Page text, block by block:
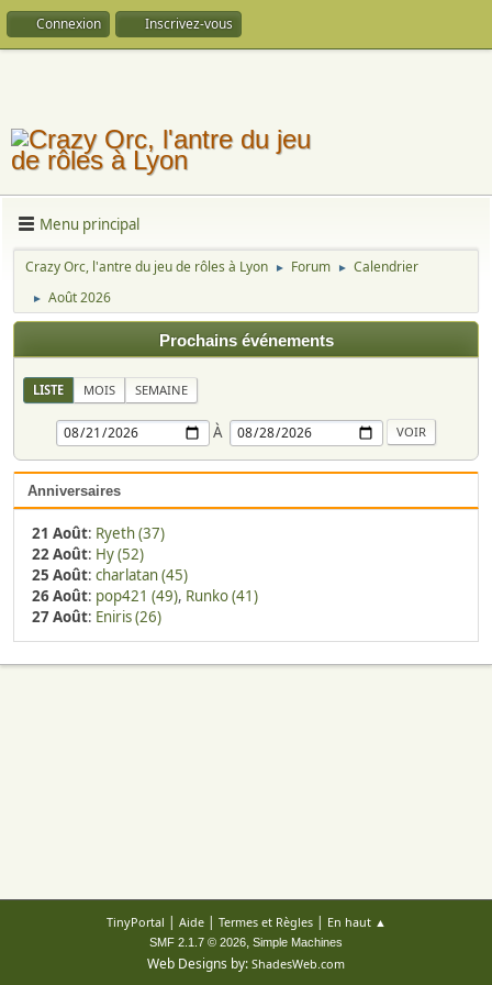
Connexion Inscrivez-vous
Menu principal
Crazy Orc, l'antre du jeu de rôles à Lyon ► Forum ► Calendrier
► Août 2026
Prochains événements
LISTE MOIS SEMAINE
À
Anniversaires
21 Août: Ryeth (37)
22 Août: Hy (52)
25 Août: charlatan (45)
26 Août: pop421 (49), Runko (41)
27 Août: Eniris (26)
TinyPortal | Aide| Termes et Règles| En haut ▲
SMF 2.1.7 © 2026, Simple Machines
Web Designs by: ShadesWeb.com